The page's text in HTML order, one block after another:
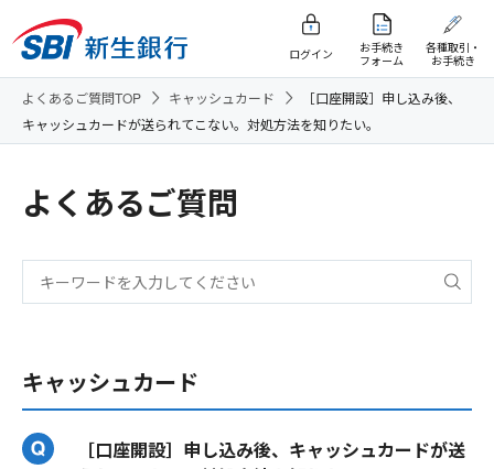
ログイン
お手続き
フォーム
各種取引・
お手続き
よくあるご質問TOP キャッシュカード
［口座開設］申し込み後、
キャッシュカードが送られてこない。対処方法を知りたい。
よくあるご質問
キャッシュカード
［口座開設］申し込み後、キャッシュカードが送